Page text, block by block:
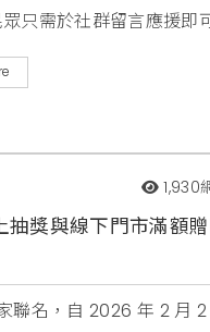
只需於社群留言應援即
1,930
獎與線下門市滿額
名，自 2026 年 2 月